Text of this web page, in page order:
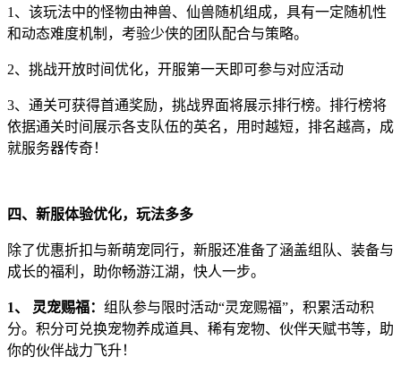
1、该玩法中的怪物由神兽、仙兽随机组成，具有一定随机性
和动态难度机制，考验少侠的团队配合与策略。
2、挑战开放时间优化，开服第一天即可参与对应活动
3、通关可获得首通奖励，挑战界面将展示排行榜。排行榜将
依据通关时间展示各支队伍的英名，用时越短，排名越高，成
就服务器传奇！
四、新服体验优化，玩法多多
除了优惠折扣与新萌宠同行，新服还准备了涵盖组队、装备与
成长的福利，助你畅游江湖，快人一步。
1、 灵宠赐福： 组队参与限时活动“灵宠赐福”，积累活动积
分。积分可兑换宠物养成道具、稀有宠物、伙伴天赋书等，助
你的伙伴战力飞升！